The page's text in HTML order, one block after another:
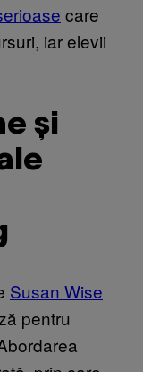
care
iar elevii
și
Susan Wise
pentru